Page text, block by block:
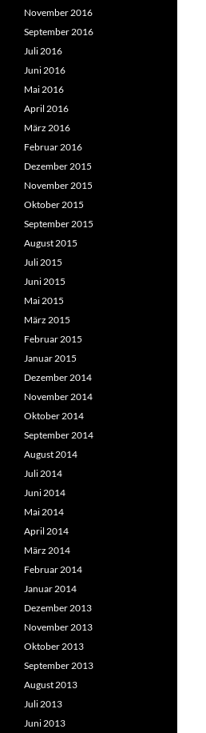
November 2016
September 2016
Juli 2016
Juni 2016
Mai 2016
April 2016
März 2016
Februar 2016
Dezember 2015
November 2015
Oktober 2015
September 2015
August 2015
Juli 2015
Juni 2015
Mai 2015
März 2015
Februar 2015
Januar 2015
Dezember 2014
November 2014
Oktober 2014
September 2014
August 2014
Juli 2014
Juni 2014
Mai 2014
April 2014
März 2014
Februar 2014
Januar 2014
Dezember 2013
November 2013
Oktober 2013
September 2013
August 2013
Juli 2013
Juni 2013